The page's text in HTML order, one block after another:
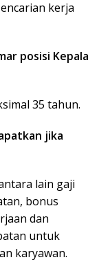
kerja
posisi Kepala
35 tahun.
jika
lain gaji
bonus
dan
untuk
karyawan.